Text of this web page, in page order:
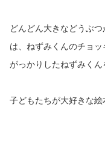
どんどん大きなどうぶ
は、ねずみくんのチョッ
がっかりしたねずみくん
子どもたちが大好きな絵